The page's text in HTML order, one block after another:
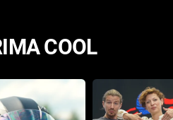
COOL